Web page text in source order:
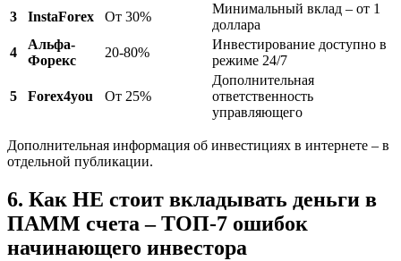
3
InstaForex От 30%
Минимальный вклад – от 1
доллара
4
Альфа-
Форекс
20-80%
Инвестирование доступно в
режиме 24/7
5 Forex4you От 25%
Дополнительная
ответственность
управляющего
Дополнительная информация об инвестициях в интернете – в
отдельной публикации.
6. Как НЕ стоит вкладывать деньги в
ПАММ счета – ТОП-7 ошибок
начинающего инвестора